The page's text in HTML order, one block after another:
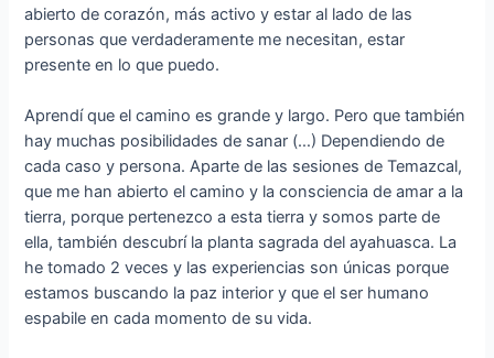
abierto de corazón, más activo y estar al lado de las
personas que verdaderamente me necesitan, estar
presente en lo que puedo.
Aprendí que el camino es grande y largo. Pero que también
hay muchas posibilidades de sanar (…) Dependiendo de
cada caso y persona. Aparte de las sesiones de Temazcal,
que me han abierto el camino y la consciencia de amar a la
tierra, porque pertenezco a esta tierra y somos parte de
ella, también descubrí la planta sagrada del ayahuasca. La
he tomado 2 veces y las experiencias son únicas porque
estamos buscando la paz interior y que el ser humano
espabile en cada momento de su vida.